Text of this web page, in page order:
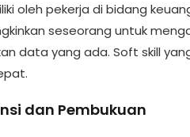
oleh pekerja di bidang
seseorang untuk
data yang ada. Soft skill
dan Pembukuan